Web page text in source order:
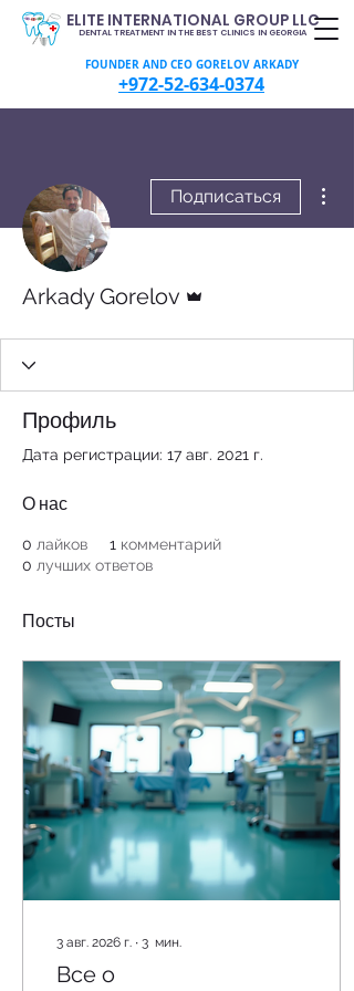
ELITE INTERNATIONAL GROUP LLC
DENTAL TREATMENT IN THE BEST CLINICS IN GEORGIA
+972-52-634-0374
FOUNDER AND CEO GORELOV ARKADY
Подписаться
Arkady Gorelov
Профиль
Дата регистрации: 17 авг. 2021 г.
О нас
0 лайков 1 комментарий
0 лучших ответов
Посты
3 авг. 2026 г. ∙ 3 мин.
Все о